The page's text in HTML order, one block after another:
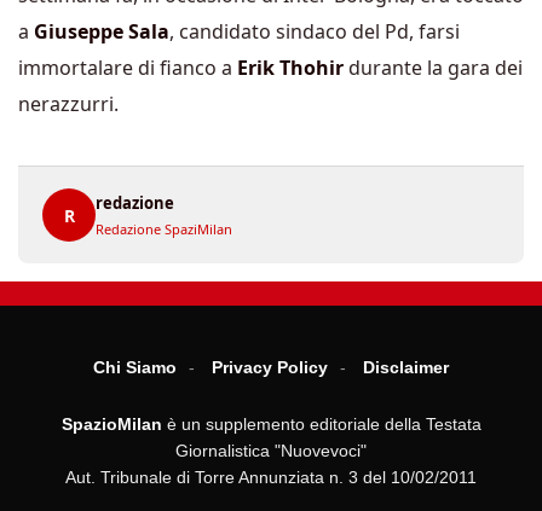
a Giuseppe Sala, candidato sindaco del Pd, farsi
immortalare di fianco a Erik Thohirdurante la gara dei
nerazzurri.
R
redazione
Redazione SpaziMilan
Chi Siamo Privacy Policy Disclaimer
SpazioMilan è un supplemento editoriale della Testata
Giornalistica "Nuovevoci"
Aut. Tribunale di Torre Annunziata n. 3 del 10/02/2011